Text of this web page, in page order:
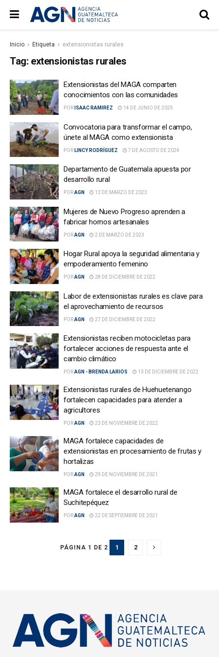
Inicio Etiqueta extensionistas rurales
Tag: extensionistas rurales
Extensionistas del MAGA comparten
conocimientos con las comunidades
POR ISAAC RAMIREZ 14 DE JUNIO DE 2025
Convocatoria para transformar el campo,
únete al MAGA como extensionista
POR LINCY RODRÍGUEZ 7 DE AGOSTO DE 2024
Departamento de Guatemala apuesta por
desarrollo rural
PORAGN 13 DE MARZO DE 2023
Mujeres de Nuevo Progreso aprenden a
fabricar hornos artesanales
PORAGN 2 DE MARZO DE 2023
Hogar Rural apoya la seguridad alimentaria y
empoderamiento femenino
PORAGN 28 DE DICIEMBRE DE 2022
Labor de extensionistas rurales es clave para
el aprovechamiento de recursos
PORAGN 27 DE DICIEMBRE DE 2022
Extensionistas reciben motocicletas para
fortalecer acciones de respuesta ante el
cambio climático
PORAGN - BRENDA LARIOS 13 DE DICIEMBRE DE 2022
Extensionistas rurales de Huehuetenango
fortalecen capacidades para atender a
agricultores
PORAGN 23 DE NOVIEMBRE DE 2022
MAGA fortalece capacidades de
extensionistas en procesamiento de frutas y
hortalizas
PORAGN 29 DE NOVIEMBRE DE 2021
MAGA fortalece el desarrollo rural de
Suchitepéquez
PORAGN 22 DE SEPTIEMBRE DE 2021
PÁGINA 1 DE 2 1 2